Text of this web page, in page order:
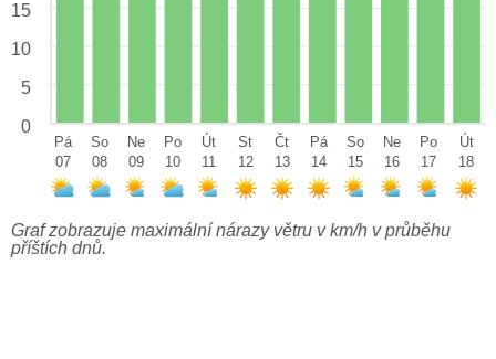
15
10
5
0
Pá
07
So
08
Ne
09
Po
10
Út
11
St
12
Čt
13
Pá
14
So
15
Ne
16
Po
17
Út
18
Graf zobrazuje maximální nárazy větru v km/h v průběhu
příštích dnů.